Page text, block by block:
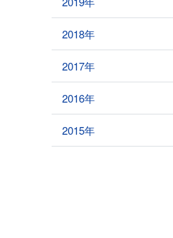
2018年
2017年
2016年
2015年